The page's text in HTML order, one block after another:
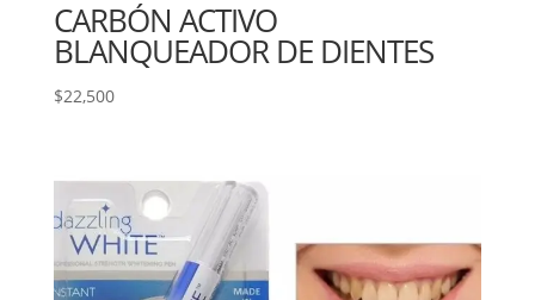
CARBÓN ACTIVO
BLANQUEADOR DE DIENTES
$22,500